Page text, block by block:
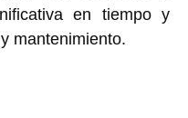
en tiempo y
mantenimiento.